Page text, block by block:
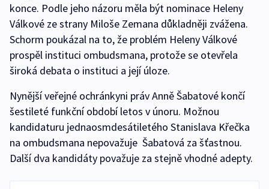
konce. Podle jeho názoru měla být nominace Heleny
Válkové ze strany Miloše Zemana důkladněji zvážena.
Schorm poukázal na to, že problém Heleny Válkové
prospěl instituci ombudsmana, protože se otevřela
široká debata o instituci a její úloze.
Nynější veřejné ochránkyni práv Anně Šabatové končí
šestileté funkční období letos v únoru. Možnou
kandidaturu jednaosmdesátiletého Stanislava Křečka
na ombudsmana nepovažuje Šabatová za šťastnou.
Další dva kandidáty považuje za stejně vhodné adepty.